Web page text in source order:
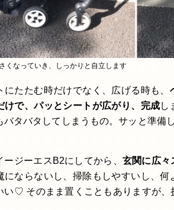
くなっていき、しっかりと自立します
にたたむ時だけでなく、広げる時も、
けで、パッとシートが広がり、完成し
バタバタしてしまうもの。サッと準備
ージーエスB2にしてから、 玄関に広々
にならないし、掃除もしやすいし、何
い♡ そのまま置くこともありますが、